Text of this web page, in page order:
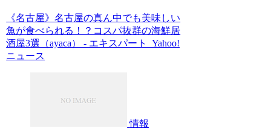
《名古屋》名古屋の真ん中でも美味しい
魚が食べられる！？コスパ抜群の海鮮居
酒屋3選（ayaca） - エキスパート Yahoo!
ニュース
情報